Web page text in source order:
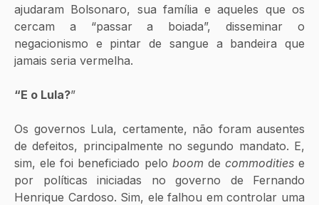
ajudaram Bolsonaro, sua família e aqueles que os
cercam a “passar a boiada”, disseminar o
negacionismo e pintar de sangue a bandeira que
jamais seria vermelha.
“E o Lula?”
Os governos Lula, certamente, não foram ausentes
de defeitos, principalmente no segundo mandato. E,
sim, ele foi beneficiado pelo boom de commodities e
por políticas iniciadas no governo de Fernando
Henrique Cardoso. Sim, ele falhou em controlar uma